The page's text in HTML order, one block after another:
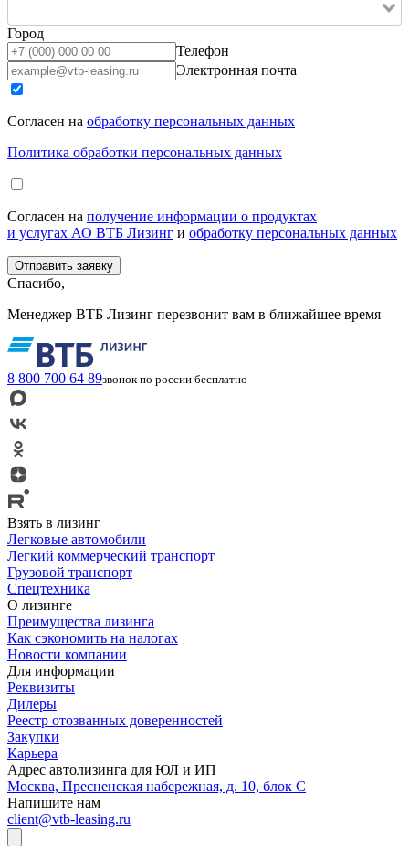
Город
Телефон
Электронная почта
Согласен на обработку персональных данных
Политика обработки персональных данных
Согласен на получение информации о продуктах
и услугах АО ВТБ Лизинг и обработку персональных данных
Спасибо,
Менеджер ВТБ Лизинг перезвонит вам в ближайшее время
8 800 700 64 89звонок по россии бесплатно
Взять в лизинг
Легковые автомобили
Легкий коммерческий транспорт
Грузовой транспорт
Спецтехника
О лизинге
Преимущества лизинга
Как сэкономить на налогах
Новости компании
Для информации
Реквизиты
Дилеры
Реестр отозванных доверенностей
Закупки
Карьера
Адрес автолизинга для ЮЛ и ИП
Москва, Пресненская набережная, д. 10, блок С
Напишите нам
client@vtb-leasing.ru